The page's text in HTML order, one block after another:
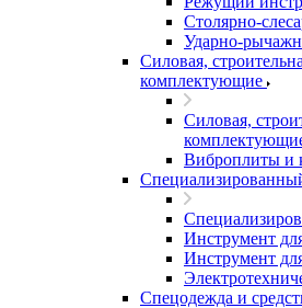
Столярно-
Ударно-
Силовая,
комплектующие
Силовая,
Виброплиты и
Инструмент
Инструмент
Спецодежда и